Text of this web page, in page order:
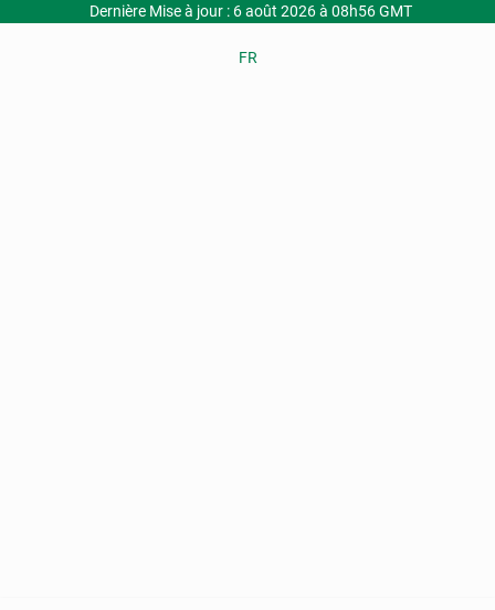
Dernière Mise à jour : 6 août 2026 à 08h56 GMT
FR